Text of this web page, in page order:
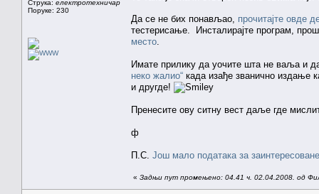
Струка: електротехничар
Поруке: 230
Да се не бих понављао, прочитајте овде
тестерисање. Инсталирајте програм,
место
Имате прилику да уочите шта не ваља и
неко жалио“ када изађе званично издање
и другде!
Пренесите ову ситну вест даље где
ф
П.С. Још мало података за
« Задњи пут промењено: 04.41 ч. 02.04.2008. од